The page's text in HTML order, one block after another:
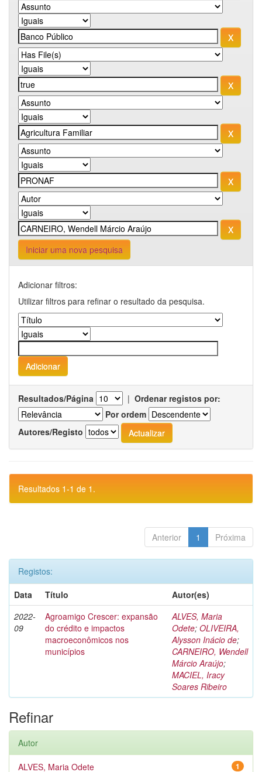
Iniciar uma nova pesquisa
Adicionar filtros:
Utilizar filtros para refinar o resultado da pesquisa.
Resultados/Página | Ordenar registos por:
Por ordem
Autores/Registo
Resultados 1-1 de 1.
Anterior 1 Próxima
Registos:
Data
Título
Autor(es)
2022-
09
Agroamigo Crescer: expansão
do crédito e impactos
macroeconômicos nos
municípios
ALVES, Maria
Odete; OLIVEIRA,
Alysson Inácio de;
CARNEIRO, Wendell
Márcio Araújo;
MACIEL, Iracy
Soares Ribeiro
Refinar
Autor
1
ALVES, Maria Odete